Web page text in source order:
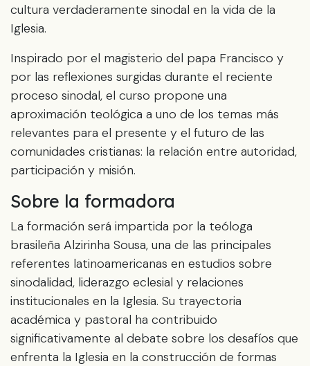
cultura verdaderamente sinodal en la vida de la
Iglesia.
Inspirado por el magisterio del papa Francisco y
por las reflexiones surgidas durante el reciente
proceso sinodal, el curso propone una
aproximación teológica a uno de los temas más
relevantes para el presente y el futuro de las
comunidades cristianas: la relación entre autoridad,
participación y misión.
Sobre la formadora
La formación será impartida por la teóloga
brasileña Alzirinha Sousa, una de las principales
referentes latinoamericanas en estudios sobre
sinodalidad, liderazgo eclesial y relaciones
institucionales en la Iglesia. Su trayectoria
académica y pastoral ha contribuido
significativamente al debate sobre los desafíos que
enfrenta la Iglesia en la construcción de formas